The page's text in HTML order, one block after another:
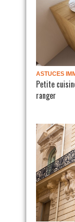
ASTUCES
Petite
ranger